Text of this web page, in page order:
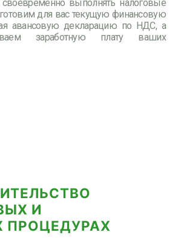
выполнять налоговые
для вас текущую финансовую
авансовую декларацию по НДС, а
заработную плату ваших
И
ПРОЦЕДУРАХ